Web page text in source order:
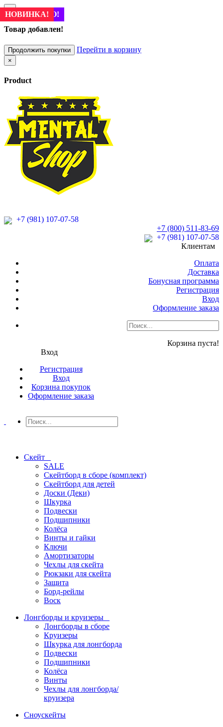
×
Товар добавлен!
Продолжить покупки Перейти в корзину
×
Product
+7 (981) 107-07-58
+7 (800) 511-83-69
+7 (981) 107-07-58
Клиентам
Оплата
Доставка
Бонусная программа
Регистрация
Вход
Оформление заказа
Корзина пуста!
Вход
Регистрация
Вход
Корзина покупок
Оформление заказа
Скейт
SALE
Скейтборд в сборе (комплект)
Скейтборд для детей
Доски (Деки)
Шкурка
Подвески
Подшипники
Колёса
Винты и гайки
Ключи
Амортизаторы
Чехлы для скейта
Рюкзаки для скейта
Защита
Борд-рейлы
Воск
Лонгборды и круизеры
Лонгборды в сборе
Круизеры
Шкурка для лонгборда
Подвески
Подшипники
Колёса
Винты
Чехлы для лонгборда/
круизера
Сноускейты
ПОПУЛЯРНО!
НОВИНКА!
ПОПУЛЯРНО!
НОВИНКА!